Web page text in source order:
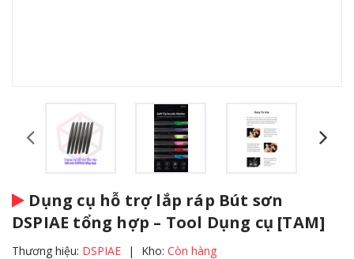
Dụng cụ hỗ trợ lắp ráp Bút sơn
DSPIAE tổng hợp – Tool Dụng cụ [TAM]
Thương hiệu: DSPIAE | Kho: Còn hàng